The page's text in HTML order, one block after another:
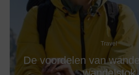
Travel
De voordelen van